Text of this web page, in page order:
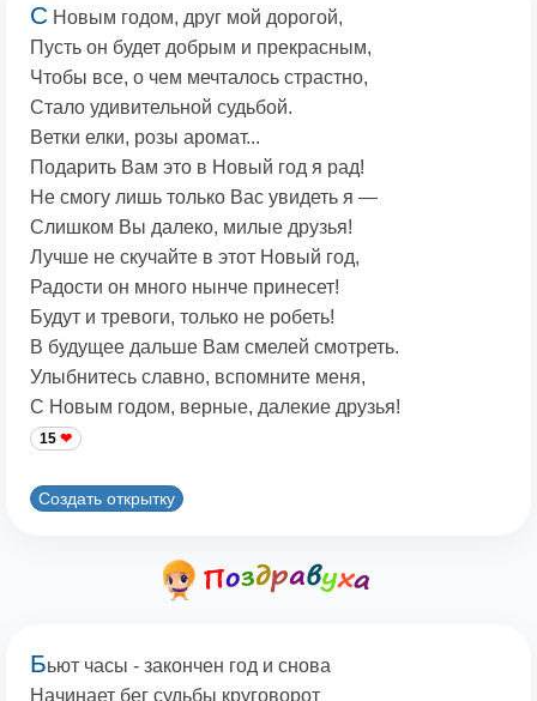
С Новым годом, друг мой дорогой,
Пусть он будет добрым и прекрасным,
Чтобы все, о чем мечталось страстно,
Стало удивительной судьбой.
Ветки елки, розы аромат...
Подарить Вам это в Новый год я рад!
Не смогу лишь только Вас увидеть я —
Слишком Вы далеко, милые друзья!
Лучше не скучайте в этот Новый год,
Радости он много нынче принесет!
Будут и тревоги, только не робеть!
В будущее дальше Вам смелей смотреть.
Улыбнитесь славно, вспомните меня,
С Новым годом, верные, далекие друзья!
15
Создать открытку
Бьют часы - закончен год и снова
Начинает бег судьбы круговорот